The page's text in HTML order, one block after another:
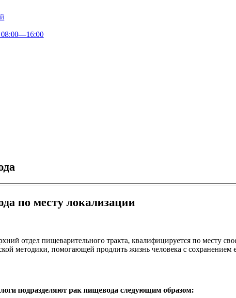
08:00—16:00
по месту локализации
отдел пищеварительного тракта, квалифицируется по месту
методики, помогающей продлить жизнь человека с
подразделяют рак пищевода следующим образом: